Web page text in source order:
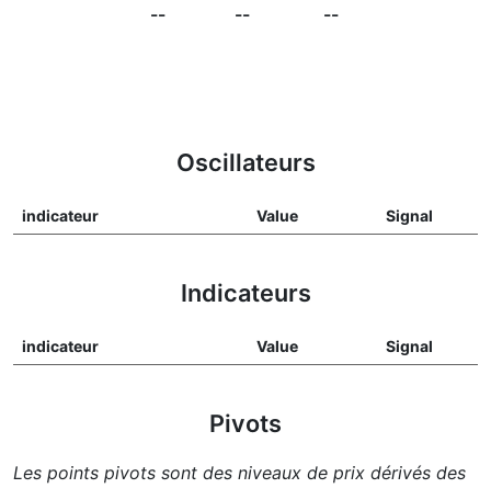
--
--
--
Oscillateurs
indicateur Value Signal
Indicateurs
indicateur Value Signal
Pivots
Les points pivots sont des niveaux de prix dérivés des